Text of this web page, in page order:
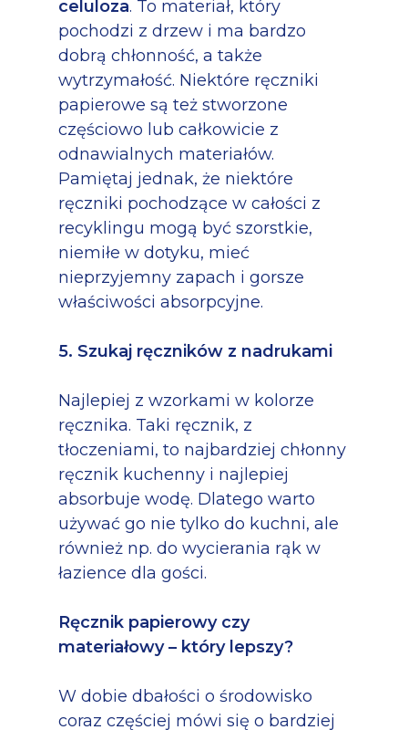
celuloza. To materiał, który
pochodzi z drzew i ma bardzo
dobrą chłonność, a także
wytrzymałość. Niektóre ręczniki
papierowe są też stworzone
częściowo lub całkowicie z
odnawialnych materiałów.
Pamiętaj jednak, że niektóre
ręczniki pochodzące w całości z
recyklingu mogą być szorstkie,
niemiłe w dotyku, mieć
nieprzyjemny zapach i gorsze
właściwości absorpcyjne.
5. Szukaj ręczników z nadrukami
Najlepiej z wzorkami w kolorze
ręcznika. Taki ręcznik, z
tłoczeniami, to najbardziej chłonny
ręcznik kuchenny i najlepiej
absorbuje wodę. Dlatego warto
używać go nie tylko do kuchni, ale
również np. do wycierania rąk w
łazience dla gości.
Ręcznik papierowy czy
materiałowy – który lepszy?
W dobie dbałości o środowisko
coraz częściej mówi się o bardziej